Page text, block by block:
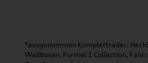
*ausgenommen Kompletträder,
Wallboxen, Formel 1 Collection,